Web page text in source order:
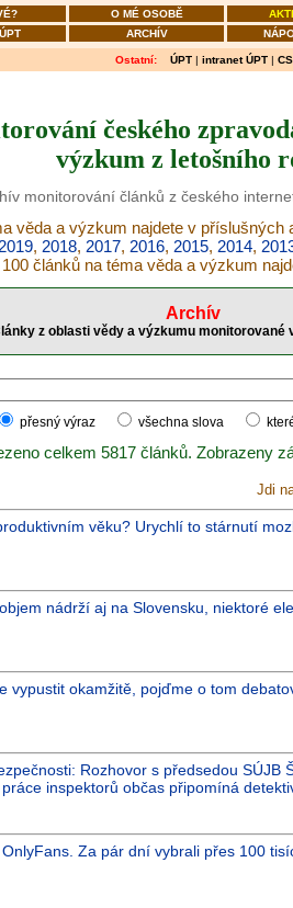
O MÉ OSOBĚ
ARCHÍV
Ostatní: ÚPT | intranet ÚPT |
českého
výzkum z letošního
monitorování článků z českého
věda a výzkum najdete v příslušných
2019, 2018, 2017, 2016, 2015, 2014,
článků na téma věda a výzkum
Archív
z oblasti vědy a výzkumu monitorované
přesný výraz
všechna slova
celkem 5817 článků. Zobrazeny
Jdi
věku? Urychlí to stárnutí
nádrží aj na Slovensku, niektoré
vypustit okamžitě, pojďme o tom
Rozhovor s předsedou SÚJB
inspektorů občas připomíná
Za pár dní vybrali přes 100